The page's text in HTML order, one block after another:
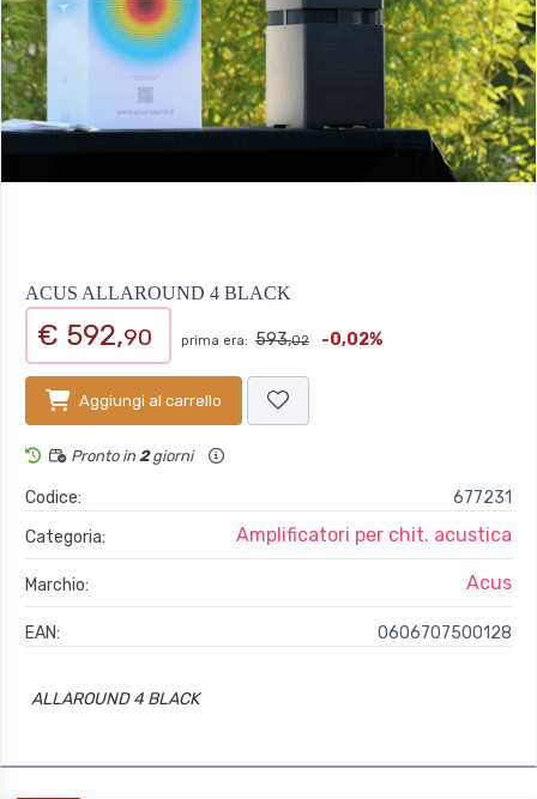
ACUS ALLAROUND 4 BLACK
€ 592,90 prima era: 593,02 -0,02%
Aggiungi al carrello
Pronto in 2giorni
Codice:
677231
Categoria:
Amplificatori per chit. acustica
Marchio: Acus
EAN: 0606707500128
ALLAROUND 4 BLACK